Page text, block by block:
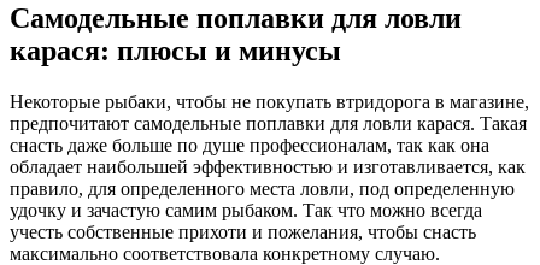
Самодельные поплавки для ловли
карася: плюсы и минусы
Некоторые рыбаки, чтобы не покупать втридорога в магазине,
предпочитают самодельные поплавки для ловли карася. Такая
снасть даже больше по душе профессионалам, так как она
обладает наибольшей эффективностью и изготавливается, как
правило, для определенного места ловли, под определенную
удочку и зачастую самим рыбаком. Так что можно всегда
учесть собственные прихоти и пожелания, чтобы снасть
максимально соответствовала конкретному случаю.